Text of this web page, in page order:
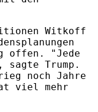
Witkoff
"Jede
sagte Trump.
noch Jahre
viel mehr